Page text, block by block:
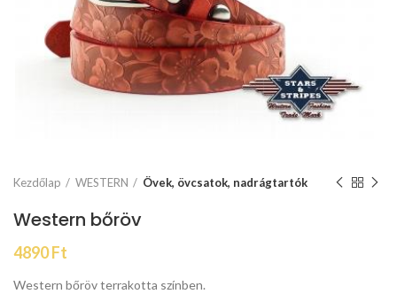
Kezdőlap WESTERN Övek, övcsatok, nadrágtartók
Western bőröv
4890Ft
Western bőröv terrakotta színben.